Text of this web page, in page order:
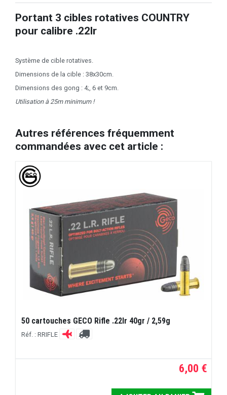
Portant 3 cibles rotatives COUNTRY
pour calibre .22lr
Système de cible rotatives.
Dimensions de la cible : 38x30cm.
Dimensions des gong : 4;, 6 et 9cm.
Utilisation à 25m minimum !
Autres références fréquemment
commandées avec cet article :
50 cartouches GECO Rifle .22lr 40gr / 2,59g
Réf. : RRIFLE
6,00 €